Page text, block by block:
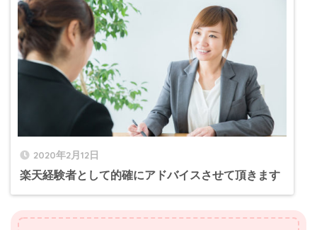
2020年2月12日
楽天経験者として的確にアドバイスさせて頂きます